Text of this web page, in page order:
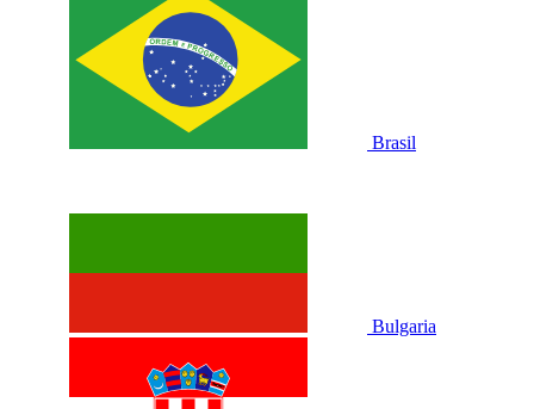
Brasil
Bulgaria